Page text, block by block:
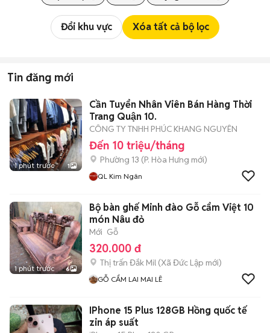
Đổi khu vực Xóa tất cả bộ lọc
Tin đăng mới
1 phút trước 1
Cần Tuyển Nhân Viên Bán Hàng Thời
Trang Quận 10.
CÔNG TY TNHH PHÚC KHANG NGUYÊN
Đến 10 triệu/tháng
Phường 13 (P. Hòa Hưng mới)
QL Kim Ngân
1 phút trước 6
Bộ bàn ghế Minh đào Gỗ cẩm Việt 10
món Nâu đỏ
Mới Gỗ
320.000 đ
Thị trấn Đắk Mil (Xã Đức Lập mới)
GỖ CẨM LAI MAI LÊ
IPhone 15 Plus 128GB Hồng quốc tế
zin áp suất